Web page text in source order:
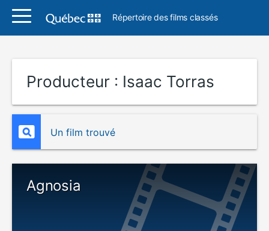
Répertoire des films classés
Producteur : Isaac Torras
Un film trouvé
Agnosia